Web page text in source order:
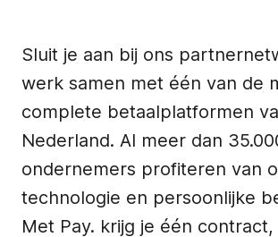
Sluit je aan bij ons
werk samen met één van de
complete betaalplatformen
Nederland. Al meer dan
ondernemers profiteren van
technologie en persoonlijke
Met Pay. krijg je één contract,